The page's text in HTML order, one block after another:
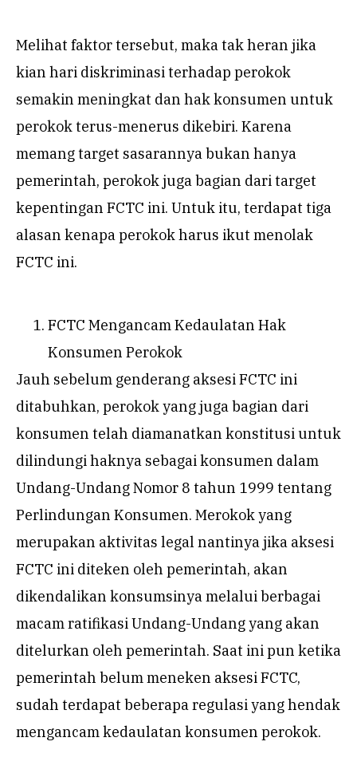
Melihat faktor tersebut, maka tak heran jika
kian hari diskriminasi terhadap perokok
semakin meningkat dan hak konsumen untuk
perokok terus-menerus dikebiri. Karena
memang target sasarannya bukan hanya
pemerintah, perokok juga bagian dari target
kepentingan FCTC ini. Untuk itu, terdapat tiga
alasan kenapa perokok harus ikut menolak
FCTC ini.
FCTC Mengancam Kedaulatan Hak
Konsumen Perokok
Jauh sebelum genderang aksesi FCTC ini
ditabuhkan, perokok yang juga bagian dari
konsumen telah diamanatkan konstitusi untuk
dilindungi haknya sebagai konsumen dalam
Undang-Undang Nomor 8 tahun 1999 tentang
Perlindungan Konsumen. Merokok yang
merupakan aktivitas legal nantinya jika aksesi
FCTC ini diteken oleh pemerintah, akan
dikendalikan konsumsinya melalui berbagai
macam ratifikasi Undang-Undang yang akan
ditelurkan oleh pemerintah. Saat ini pun ketika
pemerintah belum meneken aksesi FCTC,
sudah terdapat beberapa regulasi yang hendak
mengancam kedaulatan konsumen perokok.